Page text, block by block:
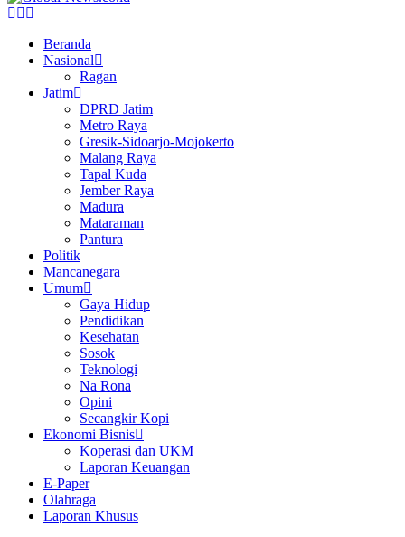
Facebook
Twitter
Beranda
Nasional
Ragan
Jatim
DPRD Jatim
Metro Raya
Gresik-Sidoarjo-Mojokerto
Malang Raya
Tapal Kuda
Jember Raya
Madura
Mataraman
Pantura
Politik
Mancanegara
Umum
Gaya Hidup
Pendidikan
Kesehatan
Sosok
Teknologi
Na Rona
Opini
Secangkir Kopi
Ekonomi Bisnis
Koperasi dan UKM
Laporan Keuangan
E-Paper
Olahraga
Laporan Khusus